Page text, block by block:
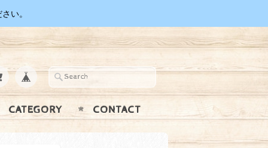
い。
CATEGORY CONTACT